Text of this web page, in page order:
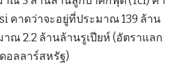
คาดว่าจะอยู่ที่ประมาณ 139 ล้าน
ณ 2.2 ล้านล้านรูเปียห์ (อัตราแลก
อลลาร์สหรัฐ)